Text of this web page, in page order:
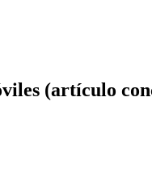
(artículo